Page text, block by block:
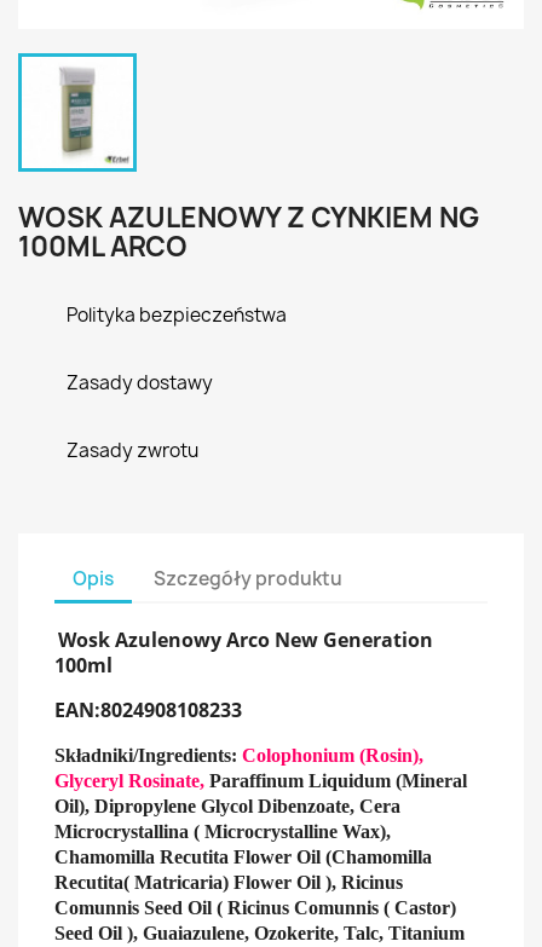
WOSK AZULENOWY Z CYNKIEM NG
100ML ARCO
Polityka bezpieczeństwa
Zasady dostawy
Zasady zwrotu
Opis Szczegóły produktu
Wosk Azulenowy Arco New Generation
100ml
EAN:8024908108233
Składniki/Ingredients: Colophonium (Rosin),
Glyceryl Rosinate, Paraffinum Liquidum (Mineral
Oil), Dipropylene Glycol Dibenzoate, Cera
Microcrystallina ( Microcrystalline Wax),
Chamomilla Recutita Flower Oil (Chamomilla
Recutita( Matricaria) Flower Oil ), Ricinus
Comunnis Seed Oil ( Ricinus Comunnis ( Castor)
Seed Oil ), Guaiazulene, Ozokerite, Talc, Titanium